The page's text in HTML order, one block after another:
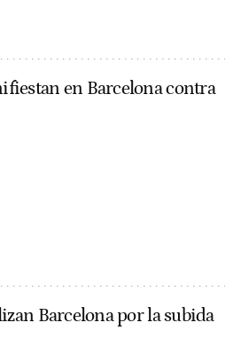
en Barcelona contra
Barcelona por la subida